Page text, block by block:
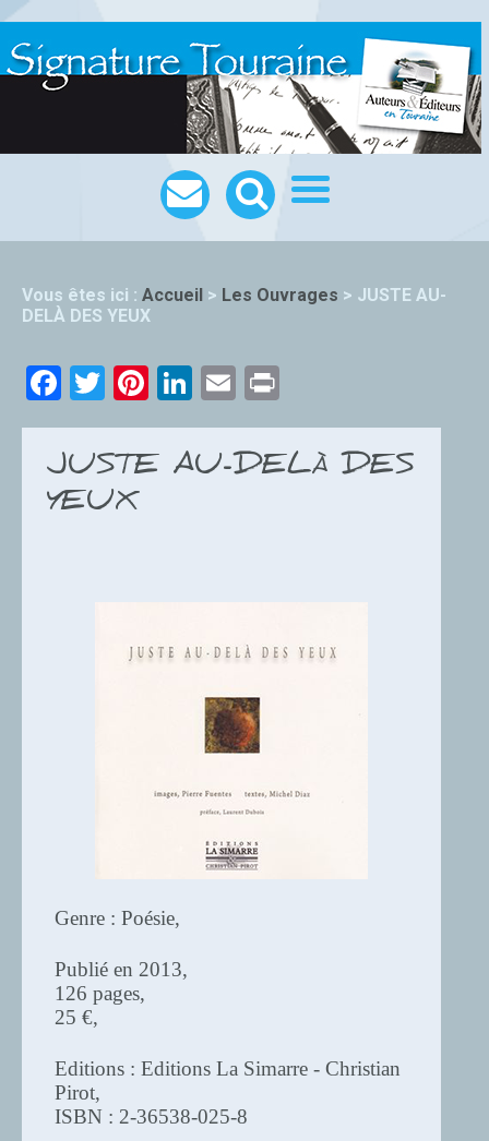
Vous êtes ici : Accueil > Les Ouvrages > JUSTE AU-
DELÀ DES YEUX
Facebook
TwitterPinterest
LinkedIn
Email
JUSTE AU-DELÀ DES
YEUX
Genre : Poésie,
Publié en 2013,
126 pages,
25 €,
Editions : Editions La Simarre - Christian
Pirot,
ISBN : 2-36538-025-8